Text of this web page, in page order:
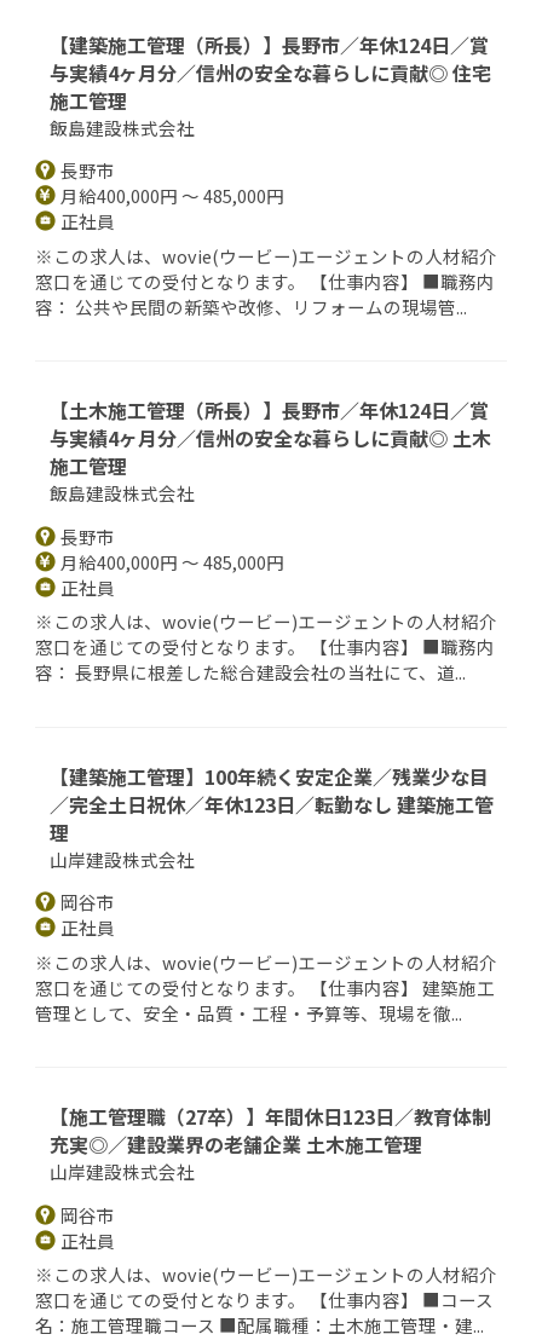
【建築施工管理（所長）】長野市／年休124日／賞
与実績4ヶ月分／信州の安全な暮らしに貢献◎ 住宅
施工管理
飯島建設株式会社
長野市
月給400,000円 ～ 485,000円
正社員
※この求人は、wovie(ウービー)エージェントの人材紹介
窓口を通じての受付となります。 【仕事内容】 ■職務内
容： 公共や民間の新築や改修、リフォームの現場管...
【土木施工管理（所長）】長野市／年休124日／賞
与実績4ヶ月分／信州の安全な暮らしに貢献◎ 土木
施工管理
飯島建設株式会社
長野市
月給400,000円 ～ 485,000円
正社員
※この求人は、wovie(ウービー)エージェントの人材紹介
窓口を通じての受付となります。 【仕事内容】 ■職務内
容： 長野県に根差した総合建設会社の当社にて、道...
【建築施工管理】100年続く安定企業／残業少な目
／完全土日祝休／年休123日／転勤なし 建築施工管
理
山岸建設株式会社
岡谷市
正社員
※この求人は、wovie(ウービー)エージェントの人材紹介
窓口を通じての受付となります。 【仕事内容】 建築施工
管理として、安全・品質・工程・予算等、現場を徹...
【施工管理職（27卒）】年間休日123日／教育体制
充実◎／建設業界の老舗企業 土木施工管理
山岸建設株式会社
岡谷市
正社員
※この求人は、wovie(ウービー)エージェントの人材紹介
窓口を通じての受付となります。 【仕事内容】 ■コース
名：施工管理職コース ■配属職種：土木施工管理・建...